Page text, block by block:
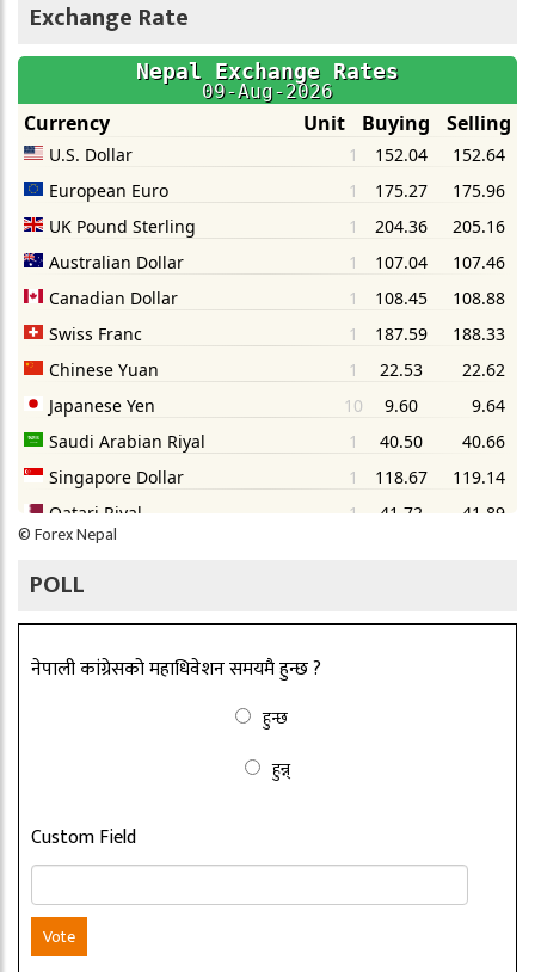
Exchange Rate
©Forex Nepal
POLL
नेपाली कांग्रेसको महाधिवेशन समयमै हुन्छ ?
हुन्छ
हुन्न्
Custom Field
Vote